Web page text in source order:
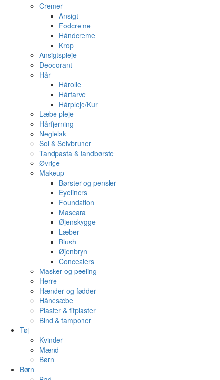
Cremer
Ansigt
Fodcreme
Håndcreme
Krop
Ansigtspleje
Deodorant
Hår
Hårolie
Hårfarve
Hårpleje/Kur
Læbe pleje
Hårfjerning
Neglelak
Sol & Selvbruner
Tandpasta & tandbørste
Øvrige
Makeup
Børster og pensler
Eyeliners
Foundation
Mascara
Øjenskygge
Læber
Blush
Øjenbryn
Concealers
Masker og peeling
Herre
Hænder og fødder
Håndsæbe
Plaster & fitplaster
Bind & tamponer
Tøj
Kvinder
Mænd
Børn
Børn